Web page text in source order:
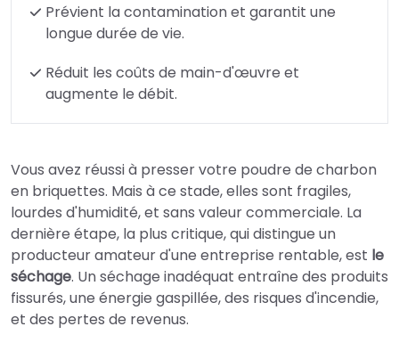
Prévient la contamination et garantit une
longue durée de vie.
Réduit les coûts de main-d'œuvre et
augmente le débit.
Vous avez réussi à presser votre poudre de charbon
en briquettes. Mais à ce stade, elles sont fragiles,
lourdes d'humidité, et sans valeur commerciale. La
dernière étape, la plus critique, qui distingue un
producteur amateur d'une entreprise rentable, est le
séchage. Un séchage inadéquat entraîne des produits
fissurés, une énergie gaspillée, des risques d'incendie,
et des pertes de revenus.